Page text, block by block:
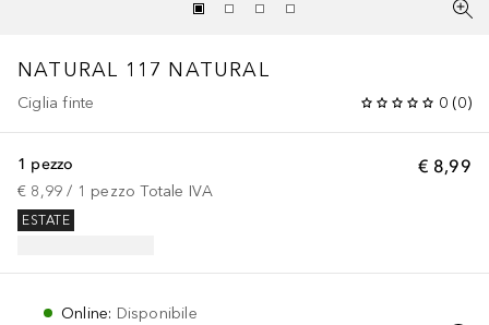
NATURAL 117 NATURAL
Ciglia finte 0 (0)
€ 8,99
1 pezzo
€ 8,99 / 1 pezzo Totale IVA
ESTATE
Online: Disponibile